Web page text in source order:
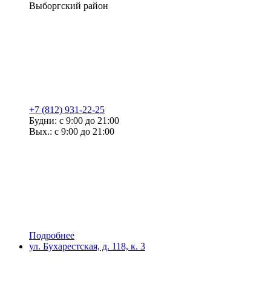
Выборгский район
+7 (812) 931-22-25
Будни: с 9:00 до 21:00
Вых.: с 9:00 до 21:00
Подробнее
ул. Бухарестская, д. 118, к. 3